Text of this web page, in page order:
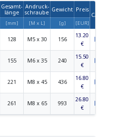
Gesamt-
länge
Andruck-
schraube Gewicht Preis
CAD
[mm] [M x L] [g] [EUR]
128 M5 x 30 156
13.20
€
155 M6 x 35 240
15.50
€
221 M8 x 45 436
16.80
€
261 M8 x 65 993
26.80
€